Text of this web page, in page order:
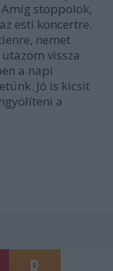
stoppolok,
esti koncertre.
nemet
vissza
a napi
Jó is kicsit
a